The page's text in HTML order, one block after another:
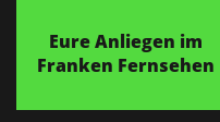
Eure Anliegen im
Franken Fernsehen